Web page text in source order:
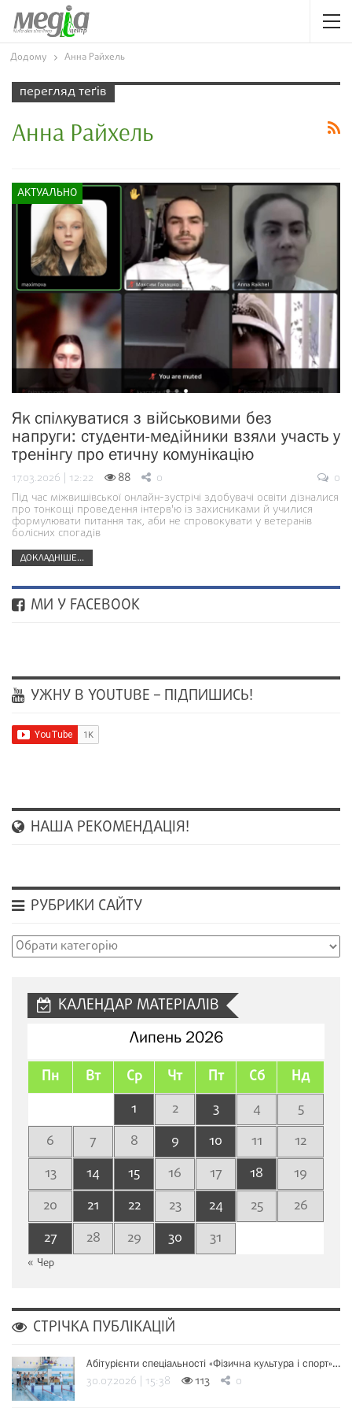
Додому Анна Райхель
перегляд теґів
Анна Райхель
АКТУАЛЬНО
Як спілкуватися з військовими без
напруги: студенти-медійники взяли участь у
тренінгу про етичну комунікацію
17.03.2026 | 12:22 88 0
0
Під час міжвишівської онлайн-зустрічі здобувачі освіти дізналися
про тонкощі проведення інтерв'ю із захисниками й училися
формулювати питання так, аби не спровокувати у ветеранів
болісних спогадів
ДОКЛАДНІШЕ...
МИ У FACEBOOK
УЖНУ В YOUTUBE – ПІДПИШИСЬ!
НАША РЕКОМЕНДАЦІЯ!
РУБРИКИ САЙТУ
Рубрики
КАЛЕНДАР МАТЕРІАЛІВ
Липень 2026
Пн Вт Ср Чт Пт Сб Нд
1 2 3 4
5
6
7 8 9 10 11
12
13
14 15 16 17 18
19
20
21 22 23 24 25
26
27
28 29 30 31
« Чер
СТРІЧКА ПУБЛІКАЦІЙ
Абітурієнти спеціальності «Фізична культура і спорт»…
30.07.2026 | 15:38 113 0